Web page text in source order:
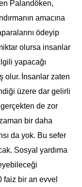
Palandöken,
amacına
ödeyip
olursa insanlar
yapacağı
olur. İnsanlar zaten
üzere dar gelirli
de zor
bir daha
da yok. Bu sefer
Sosyal yardıma
faiz bir an evvel